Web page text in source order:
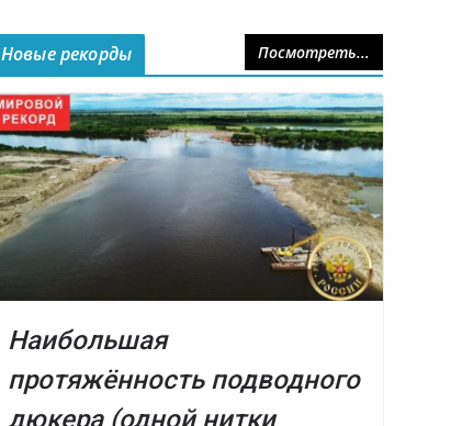
Новые рекорды Посмотреть...
Наибольшая
протяжённость подводного